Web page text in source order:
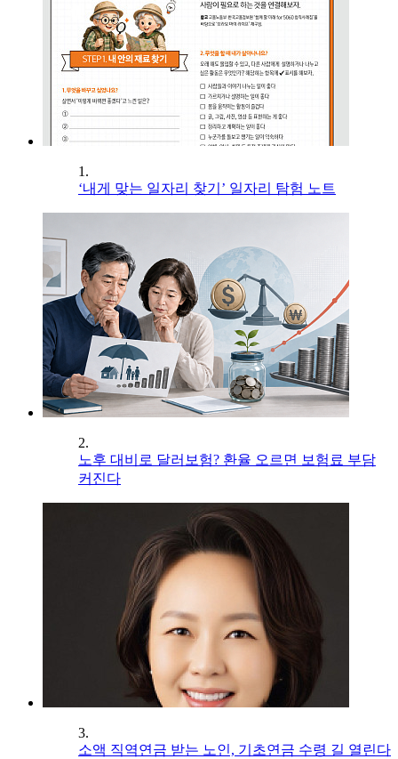
1.
‘내게 맞는 일자리 찾기’ 일자리 탐험 노트
2.
노후 대비로 달러보험? 환율 오르면 보험료 부담
커진다
3.
소액 직역연금 받는 노인, 기초연금 수령 길 열린다